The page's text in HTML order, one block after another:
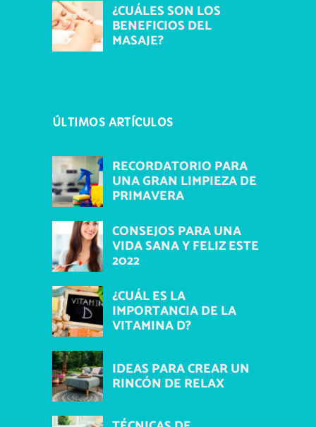
¿CUÁLES SON LOS
BENEFICIOS DEL
MASAJE?
ÚLTIMOS ARTÍCULOS
RECORDATORIO PARA
UNA GRAN LIMPIEZA DE
PRIMAVERA
CONSEJOS PARA UNA
VIDA SANA Y FELIZ ESTE
2022
¿CUÁL ES LA
IMPORTANCIA DE LA
VITAMINA D?
IDEAS PARA CREAR UN
RINCÓN DE RELAX